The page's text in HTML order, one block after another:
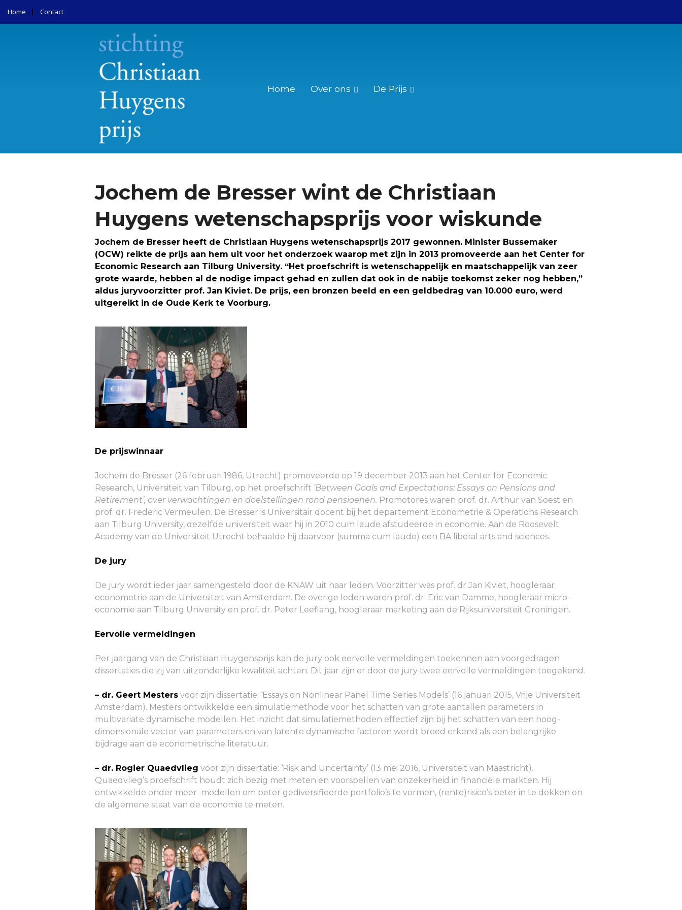
Home Contact
Home Over ons De Prijs
Jochem de Bresser wint de Christiaan
Huygens wetenschapsprijs voor wiskunde
Jochem de Bresser heeft de Christiaan Huygens wetenschapsprijs 2017 gewonnen. Minister Bussemaker
(OCW) reikte de prijs aan hem uit voor het onderzoek waarop met zijn in 2013 promoveerde aan het Center for
Economic Research aan Tilburg University. “Het proefschrift is wetenschappelijk en maatschappelijk van zeer
grote waarde, hebben al de nodige impact gehad en zullen dat ook in de nabije toekomst zeker nog hebben,”
aldus juryvoorzitter prof. Jan Kiviet. De prijs, een bronzen beeld en een geldbedrag van 10.000 euro, werd
uitgereikt in de Oude Kerk te Voorburg.
De prijswinnaar
Jochem de Bresser (26 februari 1986, Utrecht) promoveerde op 19 december 2013 aan het Center for Economic
Research, Universiteit van Tilburg, op het proefschrift ‘Between Goals and Expectations: Essays on Pensions and
Retirement’, over verwachtingen en doelstellingen rond pensioenen. Promotores waren prof. dr. Arthur van Soest en
prof. dr. Frederic Vermeulen. De Bresser is Universitair docent bij het departement Econometrie & Operations Research
aan Tilburg University, dezelfde universiteit waar hij in 2010 cum laude afstudeerde in economie. Aan de Roosevelt
Academy van de Universiteit Utrecht behaalde hij daarvoor (summa cum laude) een BA liberal arts and sciences.
De jury
De jury wordt ieder jaar samengesteld door de KNAW uit haar leden. Voorzitter was prof. dr Jan Kiviet, hoogleraar
econometrie aan de Universiteit van Amsterdam. De overige leden waren prof. dr. Eric van Damme, hoogleraar micro-
economie aan Tilburg University en prof. dr. Peter Leeflang, hoogleraar marketing aan de Rijksuniversiteit Groningen.
Eervolle vermeldingen
Per jaargang van de Christiaan Huygensprijs kan de jury ook eervolle vermeldingen toekennen aan voorgedragen
dissertaties die zij van uitzonderlijke kwaliteit achten. Dit jaar zijn er door de jury twee eervolle vermeldingen toegekend.
– dr. Geert Mesters voor zijn dissertatie: ‘Essays on Nonlinear Panel Time Series Models’ (16 januari 2015, Vrije Universiteit
Amsterdam). Mesters ontwikkelde een simulatiemethode voor het schatten van grote aantallen parameters in
multivariate dynamische modellen. Het inzicht dat simulatiemethoden effectief zijn bij het schatten van een hoog-
dimensionale vector van parameters en van latente dynamische factoren wordt breed erkend als een belangrijke
bijdrage aan de econometrische literatuur.
– dr. Rogier Quaedvlieg voor zijn dissertatie: ‘Risk and Uncertainty’ (13 mei 2016, Universiteit van Maastricht).
Quaedvlieg’s proefschrift houdt zich bezig met meten en voorspellen van onzekerheid in financiële markten. Hij
ontwikkelde onder meer modellen om beter gediversifieerde portfolio’s te vormen, (rente)risico’s beter in te dekken en
de algemene staat van de economie te meten.